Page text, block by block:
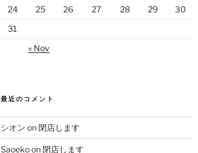
24
25 26 27 28 29
30
31
« Nov
最近のコメント
シオン on閉店します
Saoekoon閉店します